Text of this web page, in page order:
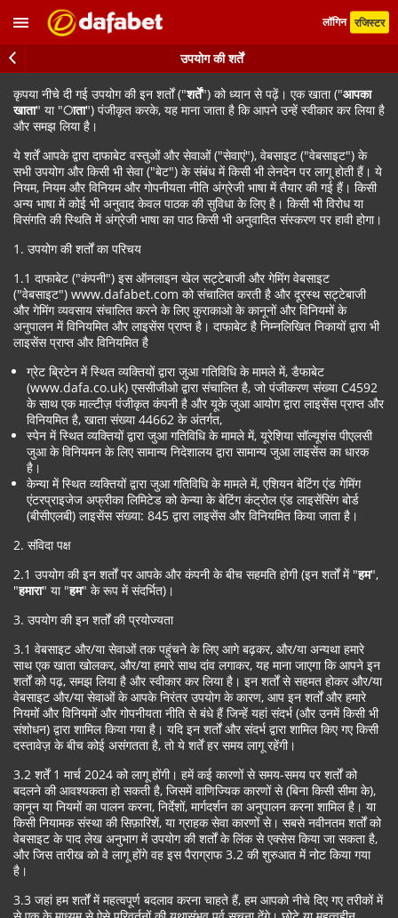
लॉगिन रजिस्टर
उपयोग की शर्तें
कृपया नीचे दी गई उपयोग की इन शर्तों ("शर्तें") को ध्यान से पढ़ें। एक खाता ("आपका
खाता" या "ाता") पंजीकृत करके, यह माना जाता है कि आपने उन्हें स्वीकार कर लिया है
और समझ लिया है।
ये शर्तें आपके द्वारा दाफाबेट वस्तुओं और सेवाओं ("सेवाएं"), वेबसाइट ("वेबसाइट") के
सभी उपयोग और किसी भी सेवा ("बेट") के संबंध में किसी भी लेनदेन पर लागू होती हैं। ये
नियम, नियम और विनियम और गोपनीयता नीति अंग्रेजी भाषा में तैयार की गई हैं। किसी
अन्य भाषा में कोई भी अनुवाद केवल पाठक की सुविधा के लिए है। किसी भी विरोध या
विसंगति की स्थिति में अंग्रेजी भाषा का पाठ किसी भी अनुवादित संस्करण पर हावी होगा।
1. उपयोग की शर्तों का परिचय
1.1 दाफाबेट ("कंपनी") इस ऑनलाइन खेल सट्टेबाजी और गेमिंग वेबसाइट
("वेबसाइट") www.dafabet.com को संचालित करती है और दूरस्थ सट्टेबाजी
और गेमिंग व्यवसाय संचालित करने के लिए कुराकाओ के कानूनों और विनियमों के
अनुपालन में विनियमित और लाइसेंस प्राप्त है। दाफाबेट है निम्नलिखित निकायों द्वारा भी
लाइसेंस प्राप्त और विनियमित है
ग्रेट ब्रिटेन में स्थित व्यक्तियों द्वारा जुआ गतिविधि के मामले में, डैफाबेट
(www.dafa.co.uk) एससीजीओ द्वारा संचालित है, जो पंजीकरण संख्या C4592
के साथ एक माल्टीज़ पंजीकृत कंपनी है और यूके जुआ आयोग द्वारा लाइसेंस प्राप्त और
विनियमित है, खाता संख्या 44662 के अंतर्गत,
स्पेन में स्थित व्यक्तियों द्वारा जुआ गतिविधि के मामले में, यूरेशिया सॉल्यूशंस पीएलसी
जुआ के विनियमन के लिए सामान्य निदेशालय द्वारा सामान्य जुआ लाइसेंस का धारक
है।
केन्या में स्थित व्यक्तियों द्वारा जुआ गतिविधि के मामले में, एशियन बेटिंग एंड गेमिंग
एंटरप्राइजेज अफ्रीका लिमिटेड को केन्या के बेटिंग कंट्रोल एंड लाइसेंसिंग बोर्ड
(बीसीएलबी) लाइसेंस संख्या: 845 द्वारा लाइसेंस और विनियमित किया जाता है।
2. संविदा पक्ष
2.1 उपयोग की इन शर्तों पर आपके और कंपनी के बीच सहमति होगी (इन शर्तों में "हम",
"हमारा" या "हम" के रूप में संदर्भित)।
3. उपयोग की इन शर्तों की प्रयोज्यता
3.1 वेबसाइट और/या सेवाओं तक पहुंचने के लिए आगे बढ़कर, और/या अन्यथा हमारे
साथ एक खाता खोलकर, और/या हमारे साथ दांव लगाकर, यह माना जाएगा कि आपने इन
शर्तों को पढ़, समझ लिया है और स्वीकार कर लिया है। इन शर्तों से सहमत होकर और/या
वेबसाइट और/या सेवाओं के आपके निरंतर उपयोग के कारण, आप इन शर्तों और हमारे
नियमों और विनियमों और गोपनीयता नीति से बंधे हैं जिन्हें यहां संदर्भ (और उनमें किसी भी
संशोधन) द्वारा शामिल किया गया है। यदि इन शर्तों और संदर्भ द्वारा शामिल किए गए किसी
दस्तावेज़ के बीच कोई असंगतता है, तो ये शर्तें हर समय लागू रहेंगी।
3.2 शर्तें 1 मार्च 2024 को लागू होंगी। हमें कई कारणों से समय-समय पर शर्तों को
बदलने की आवश्यकता हो सकती है, जिसमें वाणिज्यिक कारणों से (बिना किसी सीमा के),
कानून या नियमों का पालन करना, निर्देशों, मार्गदर्शन का अनुपालन करना शामिल है। या
किसी नियामक संस्था की सिफ़ारिशें, या ग्राहक सेवा कारणों से। सबसे नवीनतम शर्तों को
वेबसाइट के पाद लेख अनुभाग में उपयोग की शर्तों के लिंक से एक्सेस किया जा सकता है,
और जिस तारीख को वे लागू होंगे वह इस पैराग्राफ 3.2 की शुरुआत में नोट किया गया
है।
3.3 जहां हम शर्तों में महत्वपूर्ण बदलाव करना चाहते हैं, हम आपको नीचे दिए गए तरीकों में